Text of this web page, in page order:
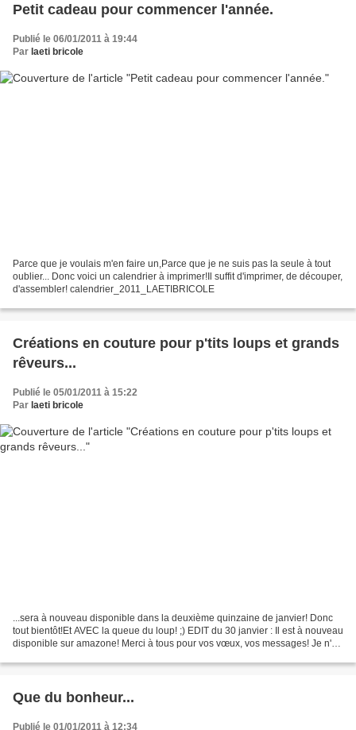
Petit cadeau pour commencer l'année.
Publié le 06/01/2011 à 19:44
Par laeti bricole
Parce que je voulais m'en faire un,Parce que je ne suis pas la seule à tout
oublier... Donc voici un calendrier à imprimer!Il suffit d'imprimer, de découper,
d'assembler! calendrier_2011_LAETIBRICOLE
Créations en couture pour p'tits loups et grands
rêveurs...
Publié le 05/01/2011 à 15:22
Par laeti bricole
...sera à nouveau disponible dans la deuxième quinzaine de janvier! Donc
tout bientôt!Et AVEC la queue du loup! ;) EDIT du 30 janvier : Il est à nouveau
disponible sur amazone! Merci à tous pour vos vœux, vos messages! Je n'ai
Que du bonheur...
Publié le 01/01/2011 à 12:34